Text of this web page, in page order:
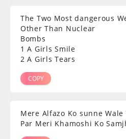
The Two Most dangerous
Other Than Nuclear
Bombs
1 A Girls Smile
2 A Girls Tears
COPY
Mere Alfazo Ko sunne Wale
Par Meri Khamoshi Ko